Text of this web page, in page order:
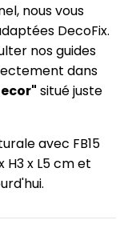
nous vous
DecoFix.
nos guides
dans
situé juste
avec FB15
H3 x L5 cm et